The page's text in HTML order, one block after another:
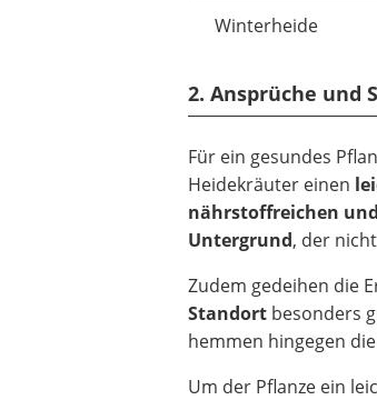
Winterheide
2. Ansprüche und
Für ein gesundes
Heidekräuter einen
nährstoffreichen
Untergrund, der
Zudem gedeihen die
Standort besonders
hemmen hingegen
Um der Pflanze ein